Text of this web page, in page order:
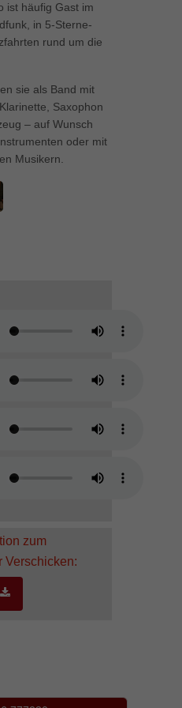
ist häufig Gast im
in 5-Sterne-
rund um die
sie als Band mit
Saxophon
– auf Wunsch
oder mit
Musikern.
zum
Verschicken:
Kategorien geben oder sich
und so nur bestimmte
Funktionen und sind für
erforderlich.
anzeigen
Media-Plattformen werden
von externen Medien akzeptiert
anzeigen